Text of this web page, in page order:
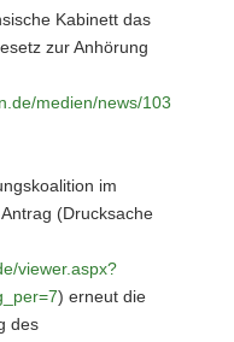
Kabinett das
zur Anhörung
medien/news/103
im
(Drucksache
viewer.aspx?
) erneut die
des